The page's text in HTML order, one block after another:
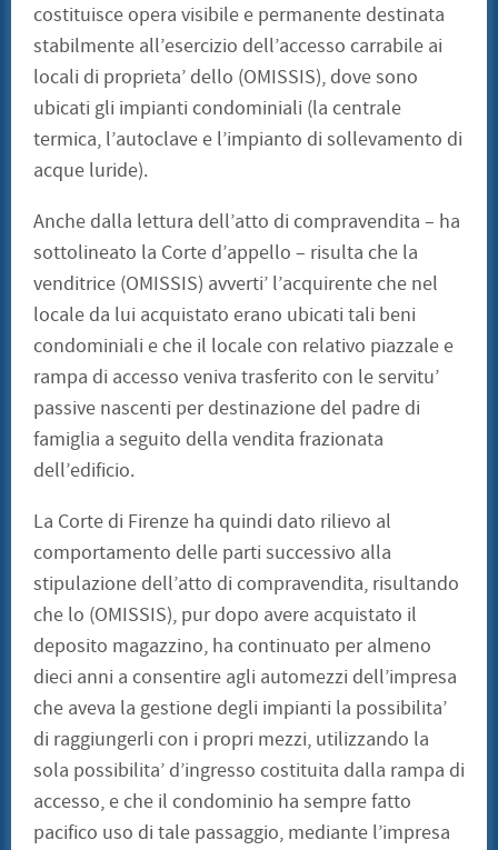
costituisce opera visibile e permanente destinata
stabilmente all’esercizio dell’accesso carrabile ai
locali di proprieta’ dello (OMISSIS), dove sono
ubicati gli impianti condominiali (la centrale
termica, l’autoclave e l’impianto di sollevamento di
acque luride).
Anche dalla lettura dell’atto di compravendita – ha
sottolineato la Corte d’appello – risulta che la
venditrice (OMISSIS) avverti’ l’acquirente che nel
locale da lui acquistato erano ubicati tali beni
condominiali e che il locale con relativo piazzale e
rampa di accesso veniva trasferito con le servitu’
passive nascenti per destinazione del padre di
famiglia a seguito della vendita frazionata
dell’edificio.
La Corte di Firenze ha quindi dato rilievo al
comportamento delle parti successivo alla
stipulazione dell’atto di compravendita, risultando
che lo (OMISSIS), pur dopo avere acquistato il
deposito magazzino, ha continuato per almeno
dieci anni a consentire agli automezzi dell’impresa
che aveva la gestione degli impianti la possibilita’
di raggiungerli con i propri mezzi, utilizzando la
sola possibilita’ d’ingresso costituita dalla rampa di
accesso, e che il condominio ha sempre fatto
pacifico uso di tale passaggio, mediante l’impresa